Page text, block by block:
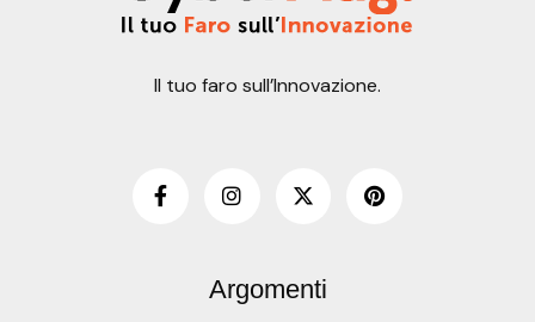
Il tuo faro sull’Innovazione.
Argomenti